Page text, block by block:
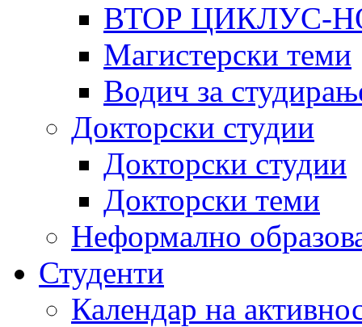
ВТОР ЦИКЛУС-
Магистерски теми
Водич за
Докторски студии
Докторски студии
Докторски теми
Неформално
Студенти
Календар на